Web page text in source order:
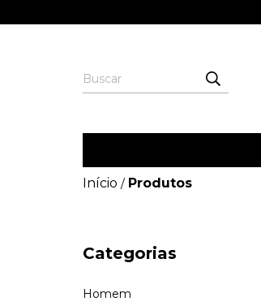
Início / Produtos
Categorias
Homem